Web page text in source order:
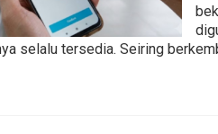
Hanya
Beberapa
Menit
selalu tersedia. Seiring